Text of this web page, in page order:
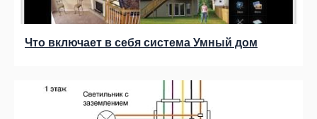
Что включает в себя система Умный дом